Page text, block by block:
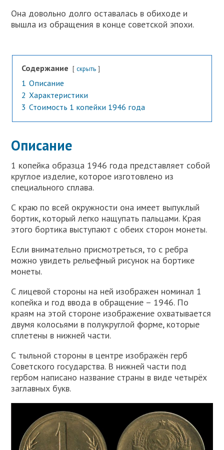
Она довольно долго оставалась в обиходе и
вышла из обращения в конце советской эпохи.
Содержание скрыть
1 Описание
2 Характеристики
3 Стоимость 1 копейки 1946 года
Описание
1 копейка образца 1946 года представляет собой
круглое изделие, которое изготовлено из
специального сплава.
С краю по всей окружности она имеет выпуклый
бортик, который легко нащупать пальцами. Края
этого бортика выступают с обеих сторон монеты.
Если внимательно присмотреться, то с ребра
можно увидеть рельефный рисунок на бортике
монеты.
С лицевой стороны на ней изображен номинал 1
копейка и год ввода в обращение – 1946. По
краям на этой стороне изображение охватывается
двумя колосьями в полукруглой форме, которые
сплетены в нижней части.
С тыльной стороны в центре изображён герб
Советского государства. В нижней части под
гербом написано название страны в виде четырёх
заглавных букв.